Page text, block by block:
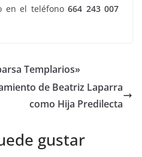
en el teléfono664 243 007
Templarios»
de Beatriz Laparra
como Hija Predilecta
gustar